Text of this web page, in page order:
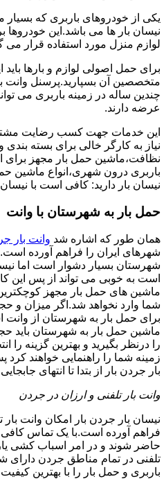
یکی از خودروهای باربری که بسیار
نیسان بار ها می باشد.این خودروها
لوازم منزل مورد استفاده قرار می
برای حمل اصولی لوازم و بارها باید
متخصصین آن بسپارید.پرسنل وانت
چندین ساله در زمینه باربری می
عرضه دارند.
این خدمات جهت کسب رضایت
نیاز به کارگر خالی برای بسته
نظافت،ماشین حمل بار مجهز برای
باربری درون شهری،انواع ماشین
نیسان بار دارید: کافی است با
حمل بار به شهرستان با وانت
همان طور که اشاره شد وانت بار
شهرهای ایران را فراهم آورده
شهرستان بسیار دشوار است اما
است به خوبی می تواند از پس این
ماشین های حمل بار مجهز
شما وارد نخواهد شد.اگر میزان و
برای حمل بار به شهرستان از وانت
ماشین حمل بار به شهرستان باید
را درنظر بگیرید و بهترین گزینه را
زمینه شما را راهنمایی خواهند
بار جردن بار از بتدا تا انتهای
وانت بار تلفنی و ارزان در جردن
نیسان بار جردن بار امکان وانت
فراهم آورده است.با یک تماس
حاضر شوند و در امر اسباب کشی
تلفنی در تمام مناطق جردن دارای
باربری و حمل بار را با بهترین